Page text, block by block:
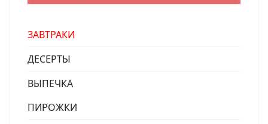
ЗАВТРАКИ
ДЕСЕРТЫ
ВЫПЕЧКА
ПИРОЖКИ